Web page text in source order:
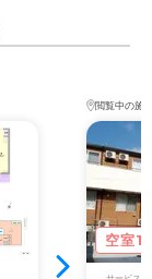
閲覧中の施
空室1